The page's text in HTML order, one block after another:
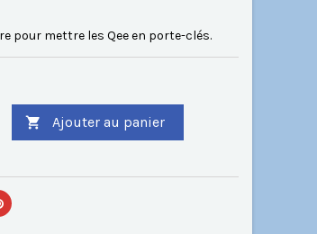
pour mettre les Qee en porte-clés.
 Ajouter au panier